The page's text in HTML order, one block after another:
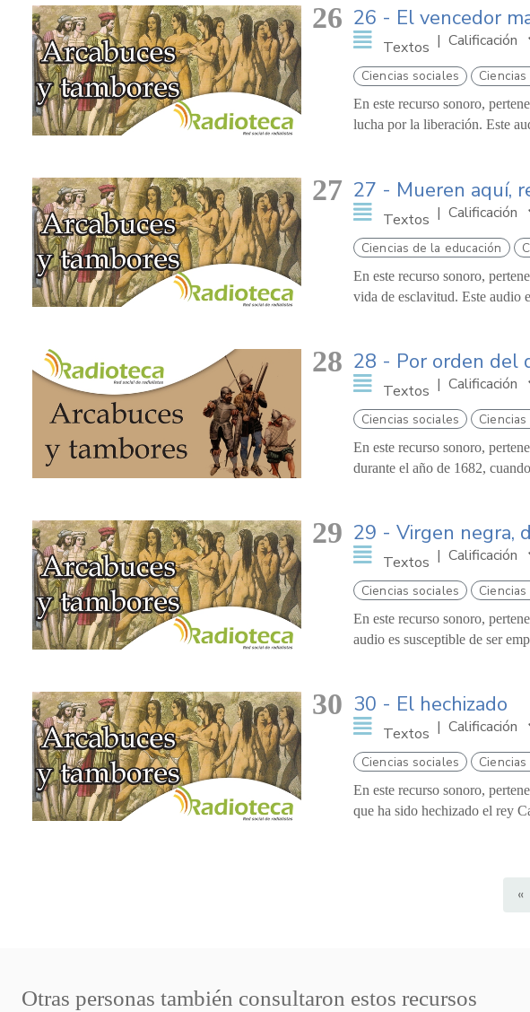
26 26 - El vencedor
Textos | Calificación
Ciencias sociales
En este recurso sonoro,
lucha por la liberación. Este
27 27 - Mueren aquí,
Textos | Calificación
Ciencias de la educación
En este recurso sonoro,
vida de esclavitud. Este audio
28 28 - Por orden del
Textos | Calificación
Ciencias sociales
En este recurso sonoro,
durante el año de 1682,
29 29 - Virgen negra,
Textos | Calificación
Ciencias sociales
En este recurso sonoro,
audio es susceptible de ser
30 30 - El hechizado
Textos | Calificación
Ciencias sociales
En este recurso sonoro,
que ha sido hechizado el rey
«
Otras personas también consultaron estos recursos